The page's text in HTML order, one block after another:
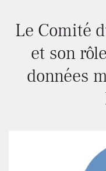
Le Comité
et son
données